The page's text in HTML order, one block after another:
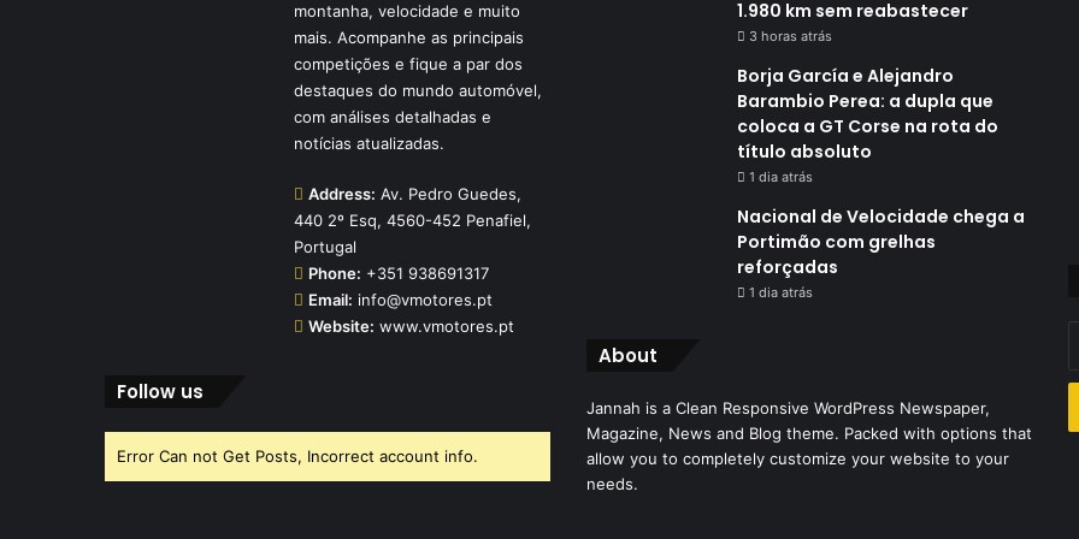
montanha, velocidade e muito
mais. Acompanhe as principais
competições e fique a par dos
destaques do mundo automóvel,
com análises detalhadas e
notícias atualizadas.
Address: Av. Pedro Guedes,
440 2º Esq, 4560-452 Penafiel,
Portugal
Phone: +351 938691317
Email: info@vmotores.pt
Website: www.vmotores.pt
Follow us
Error Can not Get Posts, Incorrect account info.
1.980 km sem reabastecer
3 horas atrás
Borja García e Alejandro
Barambio Perea: a dupla que
coloca a GT Corse na rota do
título absoluto
1 dia atrás
Nacional de Velocidade chega a
Portimão com grelhas
reforçadas
1 dia atrás
About
Jannah is a Clean Responsive WordPress Newspaper,
Magazine, News and Blog theme. Packed with options that
allow you to completely customize your website to your
needs.